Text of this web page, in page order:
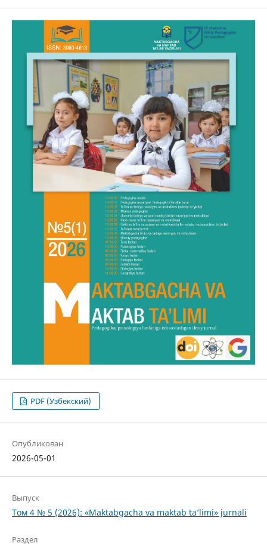
PDF (Узбекский)
Опубликован
2026-05-01
Выпуск
Том 4 № 5 (2026): «Maktabgacha va maktab ta’limi» jurnali
Раздел